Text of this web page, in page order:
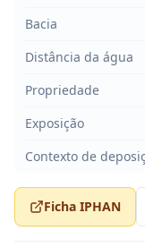
Bacia
Distância da água
Propriedade
Exposição
Contexto de
Ficha IPHAN